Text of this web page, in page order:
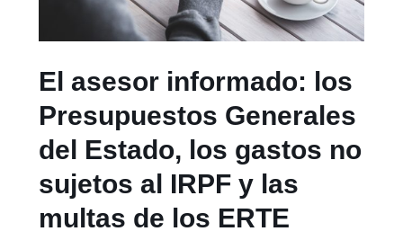
El asesor informado: los
Presupuestos Generales
del Estado, los gastos no
sujetos al IRPF y las
multas de los ERTE